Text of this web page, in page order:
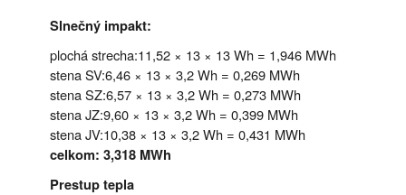
Slnečný impakt:
plochá strecha:11,52 × 13 × 13 Wh = 1,946 MWh
stena SV:6,46 × 13 × 3,2 Wh = 0,269 MWh
stena SZ:6,57 × 13 × 3,2 Wh = 0,273 MWh
stena JZ:9,60 × 13 × 3,2 Wh = 0,399 MWh
stena JV:10,38 × 13 × 3,2 Wh = 0,431 MWh
celkom: 3,318 MWh
Prestup tepla